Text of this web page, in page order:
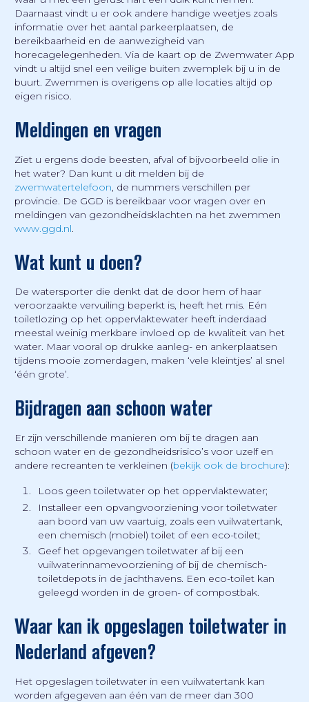
Daarnaast vindt u er ook andere handige weetjes zoals
informatie over het aantal parkeerplaatsen, de
bereikbaarheid en de aanwezigheid van
horecagelegenheden. Via de kaart op de Zwemwater App
vindt u altijd snel een veilige buiten zwemplek bij u in de
buurt. Zwemmen is overigens op alle locaties altijd op
eigen risico.
Meldingen en vragen
Ziet u ergens dode beesten, afval of bijvoorbeeld olie in
het water? Dan kunt u dit melden bij de
zwemwatertelefoon , de nummers verschillen per
provincie. De GGD is bereikbaar voor vragen over en
meldingen van gezondheidsklachten na het zwemmen
www.ggd.nl
Wat kunt u doen?
De watersporter die denkt dat de door hem of haar
veroorzaakte vervuiling beperkt is, heeft het mis. Eén
toiletlozing op het oppervlaktewater heeft inderdaad
meestal weinig merkbare invloed op de kwaliteit van het
water. Maar vooral op drukke aanleg- en ankerplaatsen
tijdens mooie zomerdagen, maken ‘vele kleintjes’ al snel
‘één grote’.
Bijdragen aan schoon water
Er zijn verschillende manieren om bij te dragen aan
schoon water en de gezondheidsrisico’s voor uzelf en
andere recreanten te verkleinen (bekijk ook de brochure):
Loos geen toiletwater op het oppervlaktewater;
Installeer een opvangvoorziening voor toiletwater
aan boord van uw vaartuig, zoals een vuilwatertank,
een chemisch (mobiel) toilet of een eco-toilet;
Geef het opgevangen toiletwater af bij een
vuilwaterinnamevoorziening of bij de chemisch-
toiletdepots in de jachthavens. Een eco-toilet kan
geleegd worden in de groen- of compostbak.
Waar kan ik opgeslagen toiletwater in
Nederland afgeven?
Het opgeslagen toiletwater in een vuilwatertank kan
worden afgegeven aan één van de meer dan 300